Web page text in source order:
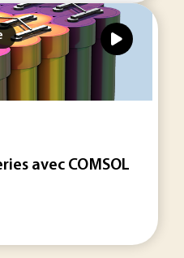
avec COMSOL